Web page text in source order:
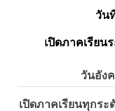
วัน
เปิดภาคเรียน
วันอัง
เปิดภาคเรียนทุกร